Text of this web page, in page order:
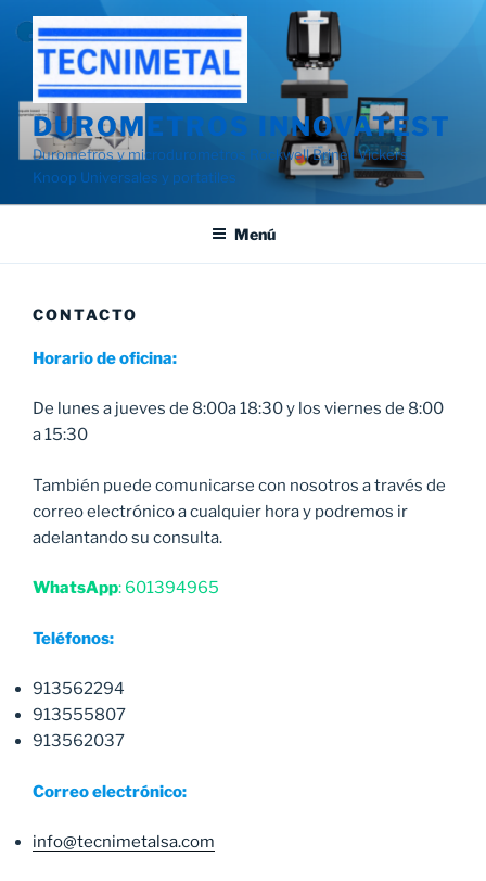
Saltar
contenido
DUROMETROS INNOVATEST
Durometros y microdurometros Rockwell Brinell Vickers
Knoop Universales y portatiles
Menú
CONTACTO
Horario de oficina:
De lunes a jueves de 8:00a 18:30 y los viernes de 8:00
a 15:30
También puede comunicarse con nosotros a través de
correo electrónico a cualquier hora y podremos ir
adelantando su consulta.
WhatsApp: 601394965
Teléfonos:
913562294
913555807
913562037
Correo electrónico:
info@tecnimetalsa.com